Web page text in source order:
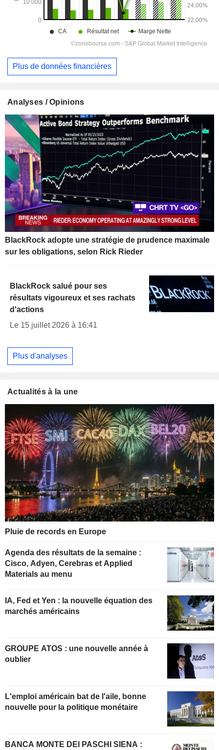
Plus de données financières
Analyses / Opinions
BlackRock adopte une stratégie de prudence maximale
sur les obligations, selon Rick Rieder
BlackRock salué pour ses
résultats vigoureux et ses rachats
d'actions
Le 15 juillet 2026 à 16:41
Plus d'analyses
Actualités à la une
Pluie de records en Europe
Agenda des résultats de la semaine :
Cisco, Adyen, Cerebras et Applied
Materials au menu
IA, Fed et Yen : la nouvelle équation des
marchés américains
GROUPE ATOS : une nouvelle année à
oublier
L'emploi américain bat de l'aile, bonne
nouvelle pour la politique monétaire
BANCA MONTE DEI PASCHI SIENA :